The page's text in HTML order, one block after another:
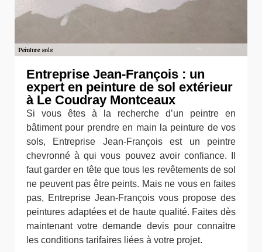
Entreprise Jean-François : un
expert en peinture de sol extérieur
à Le Coudray Montceaux
Si vous êtes à la recherche d’un peintre en
bâtiment pour prendre en main la peinture de vos
sols, Entreprise Jean-François est un peintre
chevronné à qui vous pouvez avoir confiance. Il
faut garder en tête que tous les revêtements de sol
ne peuvent pas être peints. Mais ne vous en faites
pas, Entreprise Jean-François vous propose des
peintures adaptées et de haute qualité. Faites dès
maintenant votre demande devis pour connaitre
les conditions tarifaires liées à votre projet.